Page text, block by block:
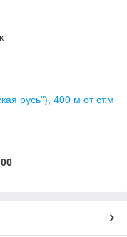
русь"), 400 м от ст.м